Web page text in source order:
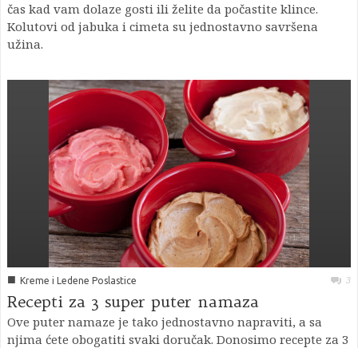
čas kad vam dolaze gosti ili želite da počastite klince.
Kolutovi od jabuka i cimeta su jednostavno savršena
užina.
■ Kreme i Ledene Poslastice 3
Recepti za 3 super puter namaza
Ove puter namaze je tako jednostavno napraviti, a sa
njima ćete obogatiti svaki doručak. Donosimo recepte za 3